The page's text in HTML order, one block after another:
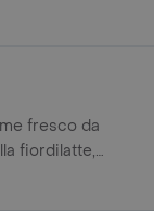
fresco da
fiordilatte,
misti salteado